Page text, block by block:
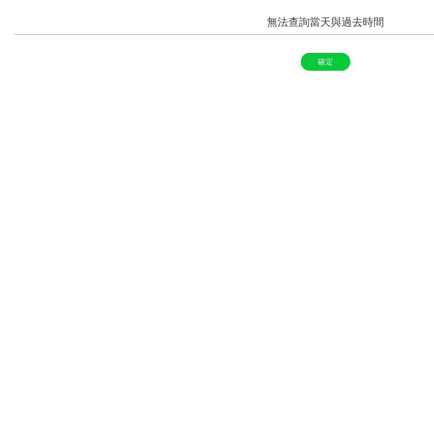
無法查詢當天與過去時間
確定